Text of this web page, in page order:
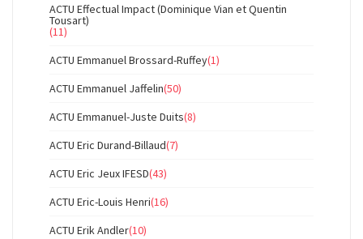
ACTU Effectual Impact (Dominique Vian et Quentin
Tousart)
(11)
ACTU Emmanuel Brossard-Ruffey(1)
ACTU Emmanuel Jaffelin(50)
ACTU Emmanuel-Juste Duits(8)
ACTU Eric Durand-Billaud(7)
ACTU Eric Jeux IFESD(43)
ACTU Eric-Louis Henri(16)
ACTU Erik Andler(10)